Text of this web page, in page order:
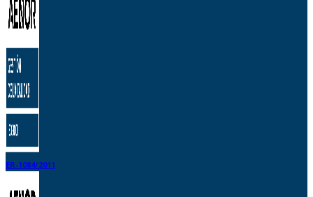
ER-1084/2011